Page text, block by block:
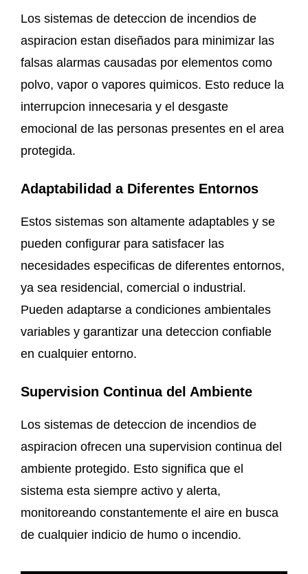
Los sistemas de deteccion de incendios de
aspiracion estan diseñados para minimizar las
falsas alarmas causadas por elementos como
polvo, vapor o vapores quimicos. Esto reduce la
interrupcion innecesaria y el desgaste
emocional de las personas presentes en el area
protegida.
Adaptabilidad a Diferentes Entornos
Estos sistemas son altamente adaptables y se
pueden configurar para satisfacer las
necesidades especificas de diferentes entornos,
ya sea residencial, comercial o industrial.
Pueden adaptarse a condiciones ambientales
variables y garantizar una deteccion confiable
en cualquier entorno.
Supervision Continua del Ambiente
Los sistemas de deteccion de incendios de
aspiracion ofrecen una supervision continua del
ambiente protegido. Esto significa que el
sistema esta siempre activo y alerta,
monitoreando constantemente el aire en busca
de cualquier indicio de humo o incendio.